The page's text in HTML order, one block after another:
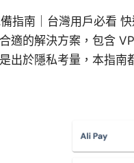
指南｜台灣用戶必看
適的解決方案，包含
出於隱私考量，本指南